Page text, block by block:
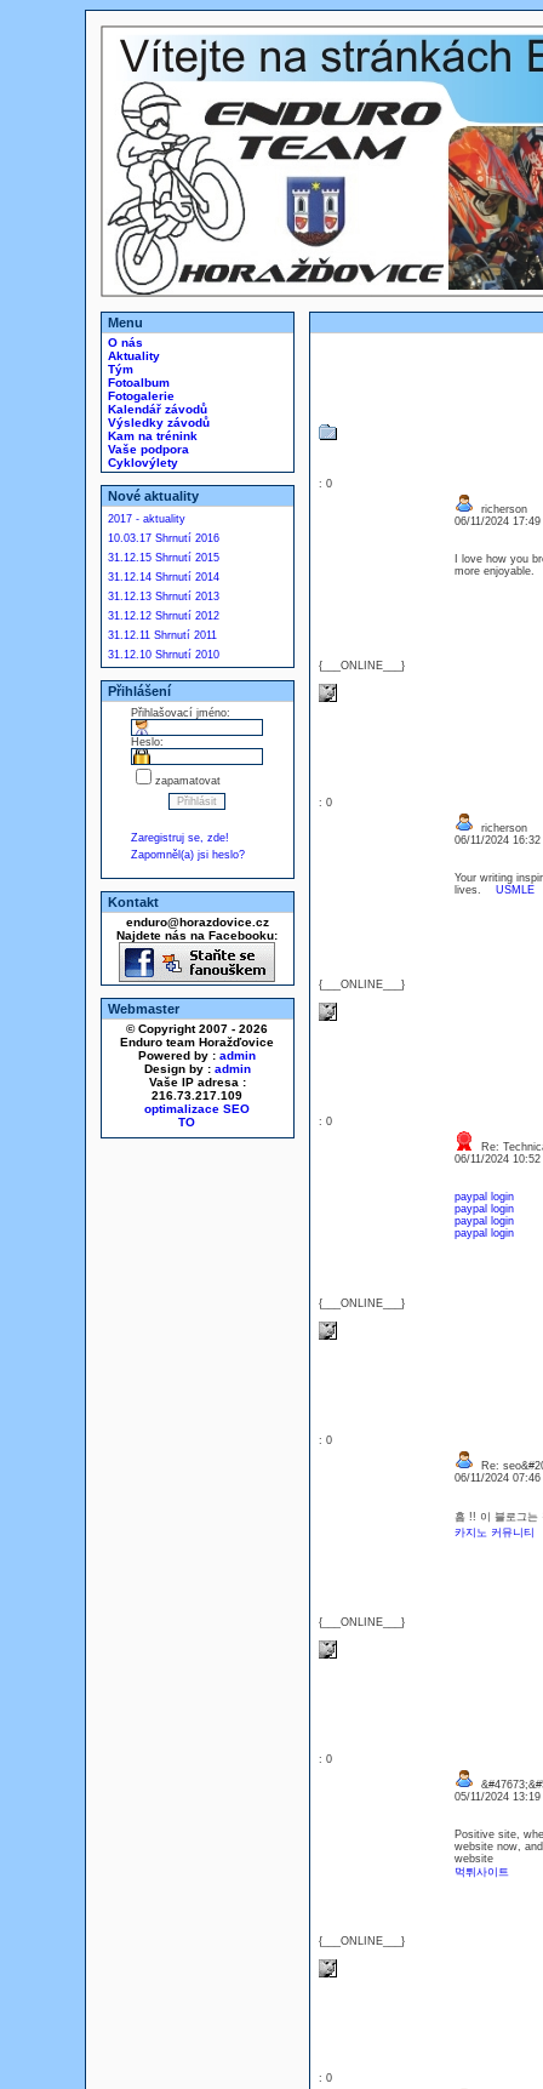
Menu
O nás
Aktuality
Tým
Fotoalbum
Fotogalerie
Kalendář závodů
Výsledky závodů
Kam na trénink
Vaše podpora
Cyklovýlety
Nové aktuality
2017 - aktuality
10.03.17 Shrnutí 2016
31.12.15 Shrnutí 2015
31.12.14 Shrnutí 2014
31.12.13 Shrnutí 2013
31.12.12 Shrnutí 2012
31.12.11 Shrnutí 2011
31.12.10 Shrnutí 2010
Přihlášení
Přihlašovací jméno:
Heslo:
zapamatovat
Zaregistruj se, zde!
Zapomněl(a) jsi heslo?
Kontakt
enduro@horazdovice.cz
Najdete nás na Facebooku:
Webmaster
© Copyright 2007 - 2026
Enduro team Horažďovice
Powered by : admin
Design by : admin
Vaše IP adresa :
216.73.217.109
optimalizace SEO
: 0
{___ONLINE___}
richerson
06/11/2024
I love how you
more
: 0
{___ONLINE___}
richerson
06/11/2024
Your writing
lives. USMLE
: 0
{___ONLINE___}
Re:
06/11/2024
paypal login
paypal login
paypal login
paypal login
: 0
{___ONLINE___}
Re:
06/11/2024
흠 !! 이 블로그는
카지노 커뮤니티
: 0
{___ONLINE___}
05/11/2024
Positive site,
website now,
website
먹튀사이트
: 0